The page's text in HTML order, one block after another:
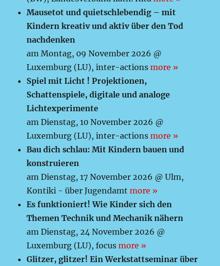
Mausetot und quietschlebendig – mit
Kindern kreativ und aktiv über den Tod
nachdenken
am Montag, 09 November 2026 @
Luxemburg (LU), inter-actionsmore »
Spiel mit Licht ! Projektionen,
Schattenspiele, digitale und analoge
Lichtexperimente
am Dienstag, 10 November 2026 @
Luxemburg (LU), inter-actionsmore »
Bau dich schlau: Mit Kindern bauen und
konstruieren
am Dienstag, 17 November 2026 @ Ulm,
Kontiki - über Jugendamtmore »
Es funktioniert! Wie Kinder sich den
Themen Technik und Mechanik nähern
am Dienstag, 24 November 2026 @
Luxemburg (LU), focusmore »
Glitzer, glitzer! Ein Werkstattseminar über